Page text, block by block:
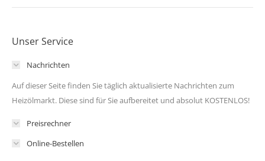
Unser Service
Nachrichten
Auf dieser Seite finden Sie täglich aktualisierte Nachrichten zum
Heizölmarkt. Diese sind für Sie aufbereitet und absolut KOSTENLOS!
Preisrechner
Online-Bestellen